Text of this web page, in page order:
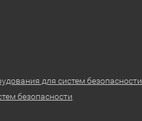
для систем безопасности
безопасности